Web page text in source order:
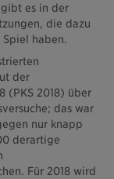
es in der
die dazu
Spiel haben.
der
(PKS 2018) über
das war
nur knapp
derartige
Für 2018 wird